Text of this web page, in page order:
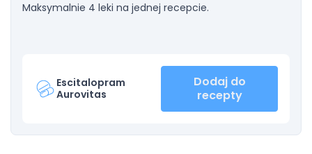
Maksymalnie 4 leki na jednej recepcie.
Escitalopram
Aurovitas
Dodaj do
recepty